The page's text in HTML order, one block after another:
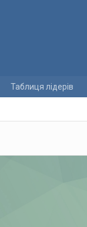
Таблиця лідерів